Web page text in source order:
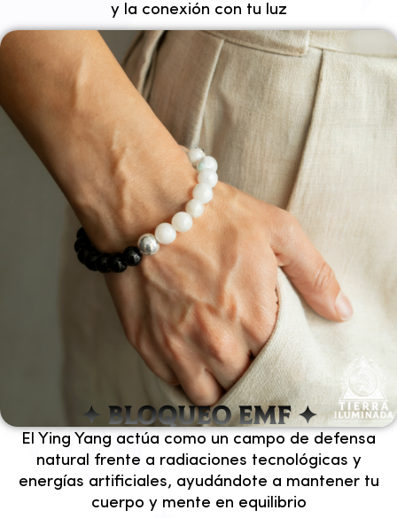
y la conexión con tu luz
✦ BLOQUEO EMF ✦
El Ying Yang actúa como un campo de defensa
natural frente a radiaciones tecnológicas y
energías artificiales, ayudándote a mantener tu
cuerpo y mente en equilibrio